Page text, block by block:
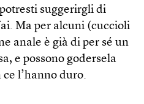
suggerirgli di
Ma per alcuni (cuccioli
anale è già di per sé un
e possono godersela
l’hanno duro.